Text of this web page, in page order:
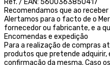
Recomendamos que ao
Alertamos para o facto de o
fornecedor ou fabricante, e a
Encomendas e expedição
Para a realização de compras
produtos que pretende
confirmação da mesma. Caso